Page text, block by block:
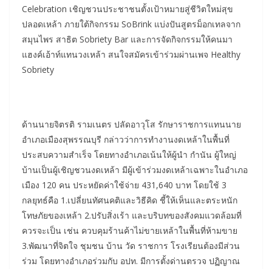
Celebration เชิญชวนประชาชนตั้งเป้าหมายสู่ชีวิตใหม่สุข
ปลอดเหล้า ภายใต้กิจกรรม SoBrink แบ่งปันสูตรม็อกเทลจาก
สมุนไพร สาธิต Sobriety Bar และการจัดกิจกรรมให้คนมา
แฮงค์เอ้าท์แทนวงเหล้า สนใจสมัครเข้าร่วมผ่านเพจ Healthy
Sobriety
ด้านนายจิตรติ รามเนตร ปลัดอาวุโส รักษาราชการแทนนาย
อำเภอเมืองสุพรรณบุรี กล่าวว่าการทำงานงดเหล้าในพื้นที่
ประสบความสำเร็จ โดยทางอำเภอเน้นให้ผู้นำ กำนัน ผู้ใหญ่
บ้านเป็นผู้เชิญชวนงดเหล้า มีผู้เข้าร่วมงดเหล้าเฉพาะในอำเภอ
เมือง 120 คน ประหยัดค่าใช้จ่าย 431,640 บาท โดยใช้ 3
กลยุทธ์คือ 1.เปลี่ยนทัศนคติและวิธีคิด ชี้ให้เห็นและตระหนัก
โทษภัยของเหล้า 2.ปรับสิ่งเร้า และบริบทของสังคมแวดล้อมที่
ควรจะเป็น เช่น ควบคุมร้านค้าไม่ขายเหล้าในพื้นที่ห้ามขาย
3.พัฒนาที่จิตใจ ชุมชน บ้าน วัด ราชการ โรงเรียนต้องมีส่วน
ร่วม โดยทางอำเภอร่วมกับ อปท. มีการตั้งด่านตรวจ ปฏิญาณ